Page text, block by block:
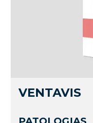
VENTAVIS